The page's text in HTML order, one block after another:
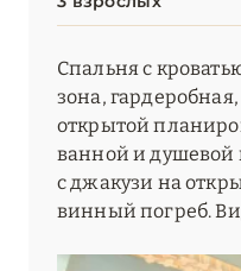
Спальня с
зона,
открытой
ванной и душевой
с джакузи на
винный погреб.